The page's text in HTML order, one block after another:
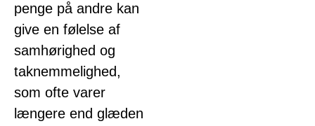
penge på andre kan
give en følelse af
samhørighed og
taknemmelighed,
som ofte varer
længere end glæden